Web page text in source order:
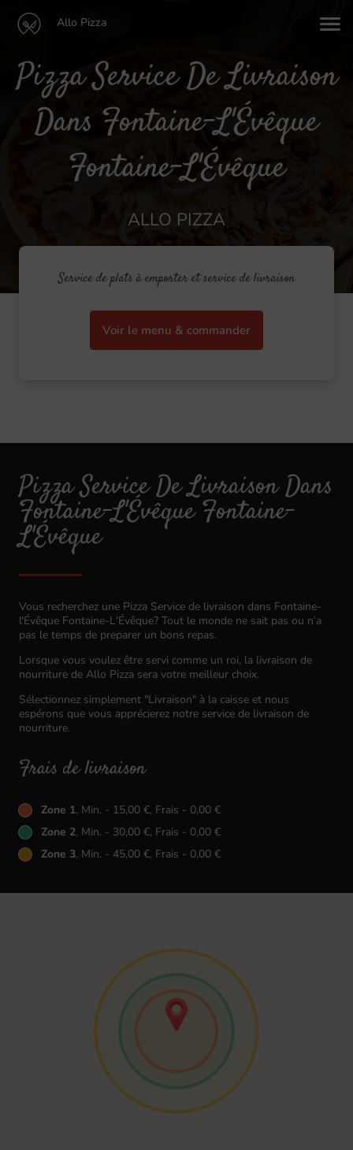
Allo Pizza
Pizza Service De Livraison
Dans Fontaine-L'Évêque
Fontaine-L'Évêque
ALLO PIZZA
Service de plats à emporter et service de livraison
Voir le menu & commander
Pizza Service De Livraison Dans
Fontaine-L'Évêque Fontaine-
L'Évêque
Vous recherchez une Pizza Service de livraison dans Fontaine-
l'Évêque Fontaine-L'Évêque? Tout le monde ne sait pas ou n’a
pas le temps de preparer un bons repas.
Lorsque vous voulez être servi comme un roi, la livraison de
nourriture de Allo Pizza sera votre meilleur choix.
Sélectionnez simplement "Livraison" à la caisse et nous
espérons que vous apprécierez notre service de livraison de
nourriture.
Frais de livraison
Zone 1, Min. - 15,00 €, Frais - 0,00 €
Zone 2, Min. - 30,00 €, Frais - 0,00 €
Zone 3, Min. - 45,00 €, Frais - 0,00 €